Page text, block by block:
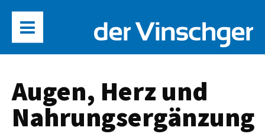
Augen, Herz und
Nahrungsergänzung